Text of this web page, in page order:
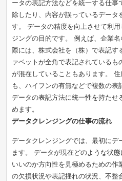
募集中のみ 即納品
タスク コンペ
時間制
ータの表記方法などを統一する仕事
除したり、内容が誤っているデータ
す。 データの精度を向上させて利
ジングの目的です。 例えば、企業
際には、株式会社を（株）で表記す
ァベットが全角で表記されている
が混在していることもあります。
も、ハイフンの有無などで複数の
データの表記方法に統一性を持たせ
めます。
データクレンジングの仕事の流れ
データクレンジングでは、最初にデ
ます。 データが現在どのような状
いいのか方向性を見極めるための作
の欠損状況や表記揺れの状況、不整